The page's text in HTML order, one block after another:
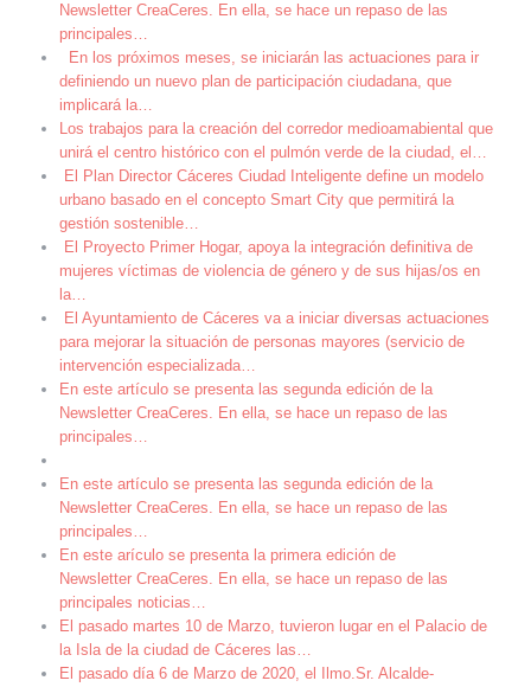
Newsletter CreaCeres. En ella, se hace un repaso de las
principales…
En los próximos meses, se iniciarán las actuaciones para ir
definiendo un nuevo plan de participación ciudadana, que
implicará la…
Los trabajos para la creación del corredor medioamabiental que
unirá el centro histórico con el pulmón verde de la ciudad, el …
El Plan Director Cáceres Ciudad Inteligente define un modelo
urbano basado en el concepto Smart City que permitirá la
gestión sostenible…
El Proyecto Primer Hogar, apoya la integración definitiva de
mujeres víctimas de violencia de género y de sus hijas/os en
la…
El Ayuntamiento de Cáceres va a iniciar diversas actuaciones
para mejorar la situación de personas mayores (servicio de
intervención especializada…
En este artículo se presenta las segunda edición de la
Newsletter CreaCeres. En ella, se hace un repaso de las
principales…
En este artículo se presenta las segunda edición de la
Newsletter CreaCeres. En ella, se hace un repaso de las
principales…
En este arículo se presenta la primera edición de
Newsletter CreaCeres. En ella, se hace un repaso de las
principales noticias…
El pasado martes 10 de Marzo, tuvieron lugar en el Palacio de
la Isla de la ciudad de Cáceres las…
El pasado día 6 de Marzo de 2020, el Ilmo.Sr. Alcalde-